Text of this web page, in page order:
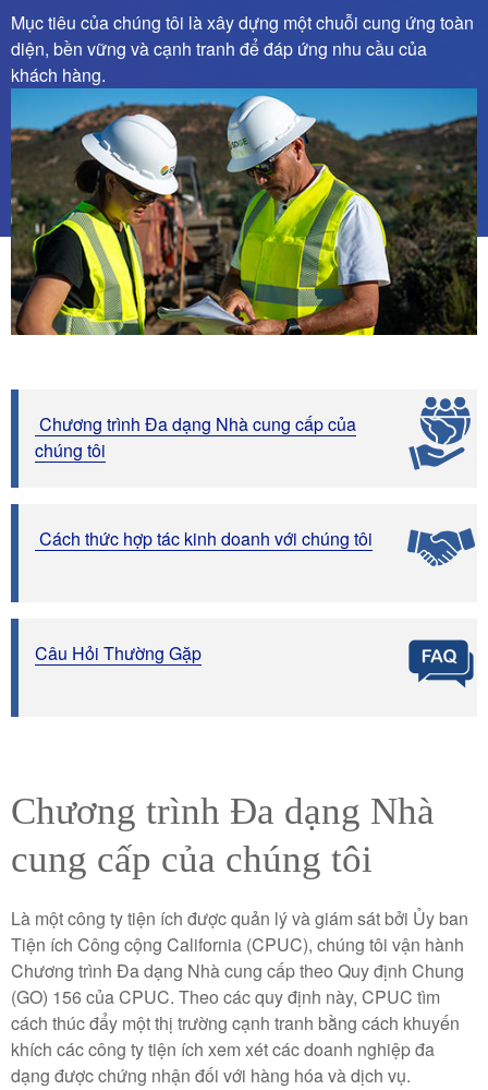
Mục tiêu của chúng tôi là xây dựng một chuỗi cung ứng toàn
diện, bền vững và cạnh tranh để đáp ứng nhu cầu của
khách hàng.
ảnh
Chương trình Đa dạng Nhà cung cấp của
chúng tôi
Cách thức hợp tác kinh doanh với chúng tôi
Câu Hỏi Thường Gặp
Chương trình Đa dạng Nhà
cung cấp của chúng tôi
Là một công ty tiện ích được quản lý và giám sát bởi Ủy ban
Tiện ích Công cộng California (CPUC), chúng tôi vận hành
Chương trình Đa dạng Nhà cung cấp theo Quy định Chung
(GO) 156 của CPUC. Theo các quy định này, CPUC tìm
cách thúc đẩy một thị trường cạnh tranh bằng cách khuyến
khích các công ty tiện ích xem xét các doanh nghiệp đa
dạng được chứng nhận đối với hàng hóa và dịch vụ.